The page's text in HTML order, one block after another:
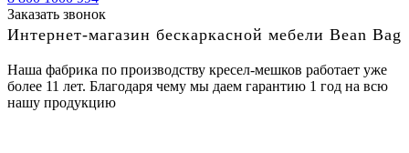
Заказать звонок
Интернет-магазин бескаркасной мебели Bean Bag
Наша фабрика по производству кресел-мешков работает уже
более 11 лет. Благодаря чему мы даем гарантию 1 год на всю
нашу продукцию